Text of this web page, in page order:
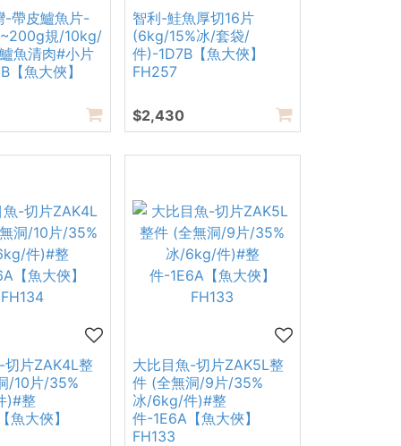
-帶皮鱸魚片-
規/10kg/
魚清肉#小片
【魚大俠】
智利-鮭魚厚切16片
(6kg/15%冰/套袋/
件)-1D7B【魚大俠】
FH257
$2,430
切片ZAK4L整
/10片/35%
)#整
魚大俠】
大比目魚-切片ZAK5L整
件 (全無洞/9片/35%
冰/6kg/件)#整
件-1E6A【魚大俠】
FH133